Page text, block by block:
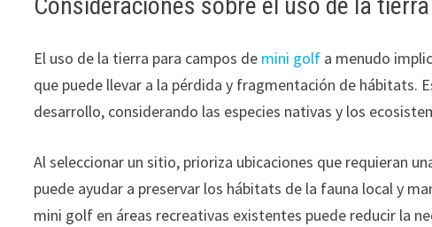
El uso de la tierra para campos de mini golf a menudo
que puede llevar a la pérdida y fragmentación de hábitats.
desarrollo, considerando las especies nativas y los
Al seleccionar un sitio, prioriza ubicaciones que requieran
puede ayudar a preservar los hábitats de la fauna local y
mini golf en áreas recreativas existentes puede reducir la